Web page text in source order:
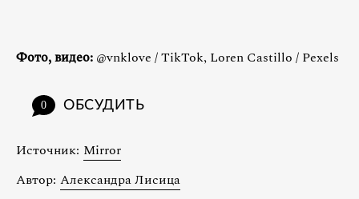
Фото, видео: @vnklove / TikTok, Loren Castillo / Pexels
0 ОБСУДИТЬ
Источник: Mirror
Автор: Александра Лисица